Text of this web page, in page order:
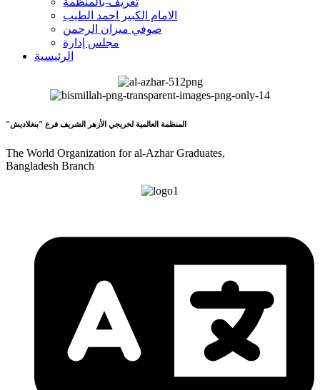
الامام الكبير احمد الطيب
صوفي ميزان الرحمن
مجلس إدارة
الرئيسية
"المنظمة العالمية لخريجي الأزهر الشريف فرع "بنغلاديش
The World Organization for al-Azhar Graduates,
Bangladesh Branch